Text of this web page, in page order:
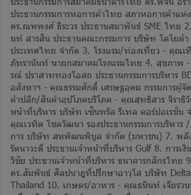
ประธานกรรมการหอการค้าไทย สภาหอการค้าแห่
ดร.ณพพงศ์ ธีระวร ประธานสมาพันธ์ SME ไทย
นท์ สารสิน ประธานคณะกรรมการ บริษัท โตโยต้า
ประเทศไทย จำกัด 3. โรงแรม/ท่องเที่ยว - คุณเ
ภัทรานันท์ นายกสมาคมโรงแรมไทย 4. สุขภาพ
รณ์ ปราสาททองโอสถ ประธานกรรมการบริหาร
อสังหาฯ - คุณธรรมศักดิ์ เศรษฐอุดม กรรมการผู้จั
ค้าปลีก/สินค้าอุปโภคบริโภค - คุณสุทธิสาร จิราธิวั
หน้าที่บริหาร บริษัท เซ็นทรัล รีเทล คอร์ปอเรชั่น
คุณเวทิต โชควัฒนา รองประธานกรรมการบริหาร
การ บริษัท สหพัฒนพิบูล จำกัด (มหาชน) 7. พลั
รัตนาวะดี ประธานเจ้าหน้าที่บริหาร Gulf 8. การ
วิชัย ประธานเจ้าหน้าที่บริหาร ธนาคารกสิกรไทย
ดร.สัมพันธ์ ศิลปนาฎที่ปรึกษาอาวุโส บริษัท
Thailand 10. เกษตร/อาหาร - คุณธนินท์ เจียรว